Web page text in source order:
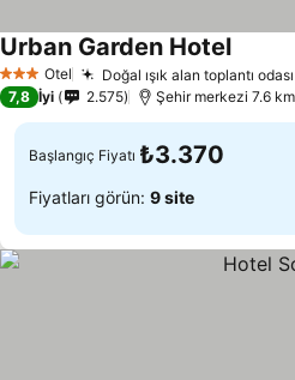
3 YıldızOtel Doğal ışık alan toplantı odası
Urban Garden Hotel
7,8 İyi 2.575 Şehir merkezi 7.6
Başlangıç Fiyatı ₺3.370
Fiyatları görün: 9 site